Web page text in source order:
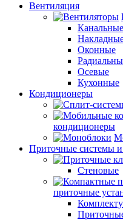
Вентиляция
Оконные
Осевые
Кухонные
Кондиционеры
кондиционеры
Приточные системы и
Стеновые
приточные